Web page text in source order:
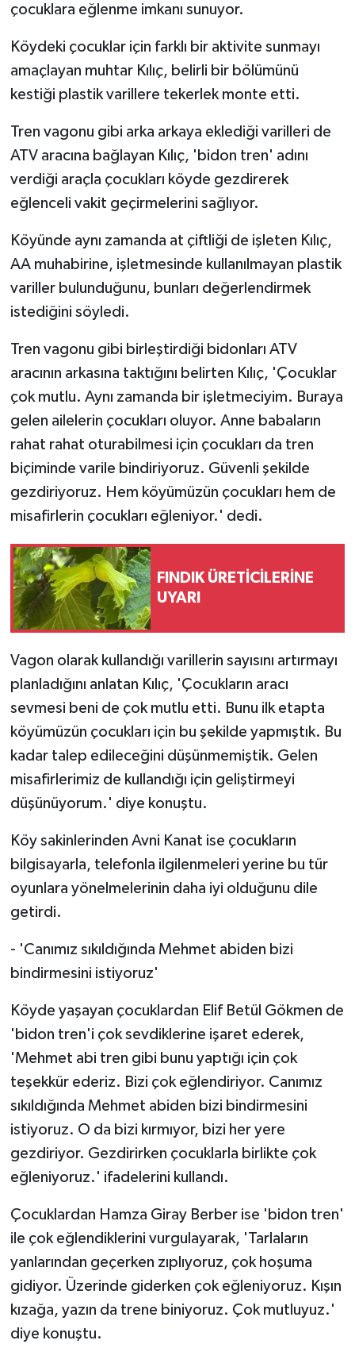
çocuklara eğlenme imkanı sunuyor.
Köydeki çocuklar için farklı bir aktivite sunmayı
amaçlayan muhtar Kılıç, belirli bir bölümünü
kestiği plastik varillere tekerlek monte etti.
Tren vagonu gibi arka arkaya eklediği varilleri de
ATV aracına bağlayan Kılıç, 'bidon tren' adını
verdiği araçla çocukları köyde gezdirerek
eğlenceli vakit geçirmelerini sağlıyor.
Köyünde aynı zamanda at çiftliği de işleten Kılıç,
AA muhabirine, işletmesinde kullanılmayan plastik
variller bulunduğunu, bunları değerlendirmek
istediğini söyledi.
Tren vagonu gibi birleştirdiği bidonları ATV
aracının arkasına taktığını belirten Kılıç, 'Çocuklar
çok mutlu. Aynı zamanda bir işletmeciyim. Buraya
gelen ailelerin çocukları oluyor. Anne babaların
rahat rahat oturabilmesi için çocukları da tren
biçiminde varile bindiriyoruz. Güvenli şekilde
gezdiriyoruz. Hem köyümüzün çocukları hem de
misafirlerin çocukları eğleniyor.' dedi.
FINDIK ÜRETİCİLERİNE
UYARI
Vagon olarak kullandığı varillerin sayısını artırmayı
planladığını anlatan Kılıç, 'Çocukların aracı
sevmesi beni de çok mutlu etti. Bunu ilk etapta
köyümüzün çocukları için bu şekilde yapmıştık. Bu
kadar talep edileceğini düşünmemiştik. Gelen
misafirlerimiz de kullandığı için geliştirmeyi
düşünüyorum.' diye konuştu.
Köy sakinlerinden Avni Kanat ise çocukların
bilgisayarla, telefonla ilgilenmeleri yerine bu tür
oyunlara yönelmelerinin daha iyi olduğunu dile
getirdi.
- 'Canımız sıkıldığında Mehmet abiden bizi
bindirmesini istiyoruz'
Köyde yaşayan çocuklardan Elif Betül Gökmen de
'bidon tren'i çok sevdiklerine işaret ederek,
'Mehmet abi tren gibi bunu yaptığı için çok
teşekkür ederiz. Bizi çok eğlendiriyor. Canımız
sıkıldığında Mehmet abiden bizi bindirmesini
istiyoruz. O da bizi kırmıyor, bizi her yere
gezdiriyor. Gezdirirken çocuklarla birlikte çok
eğleniyoruz.' ifadelerini kullandı.
Çocuklardan Hamza Giray Berber ise 'bidon tren'
ile çok eğlendiklerini vurgulayarak, 'Tarlaların
yanlarından geçerken zıplıyoruz, çok hoşuma
gidiyor. Üzerinde giderken çok eğleniyoruz. Kışın
kızağa, yazın da trene biniyoruz. Çok mutluyuz.'
diye konuştu.